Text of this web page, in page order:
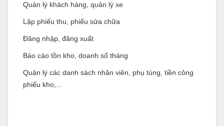
Quản lý khách hàng, quản lý xe
Lập phiếu thu, phiếu sửa chữa
Đăng nhập, đăng xuất
Báo cáo tồn kho, doanh số tháng
Quản lý các danh sách nhân viên, phụ tùng, tiền công
phiếu kho,...